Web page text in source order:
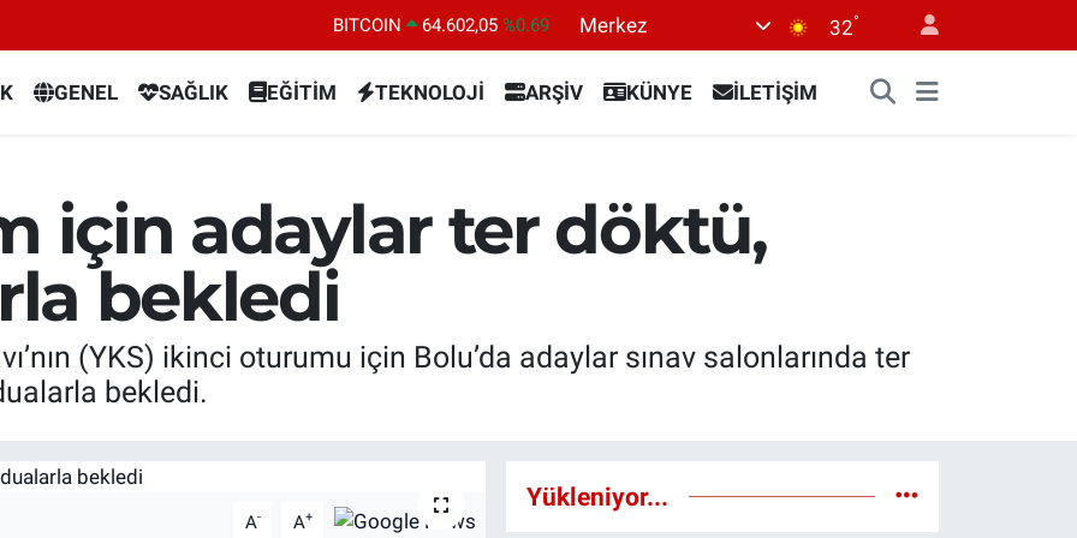
BITCOIN 64.602,05 %0.69
GRAM ALTIN
BİST100
13.768 %48
Merkez 32°
GENEL SAĞLIK EĞİTİM TEKNOLOJİ ARŞİV KÜNYE İLETİŞİM
için adaylar ter döktü,
bekledi
(YKS) ikinci oturumu için Bolu’da adaylar sınav salonlarında ter
bekledi.
A- A+
Yükleniyor...